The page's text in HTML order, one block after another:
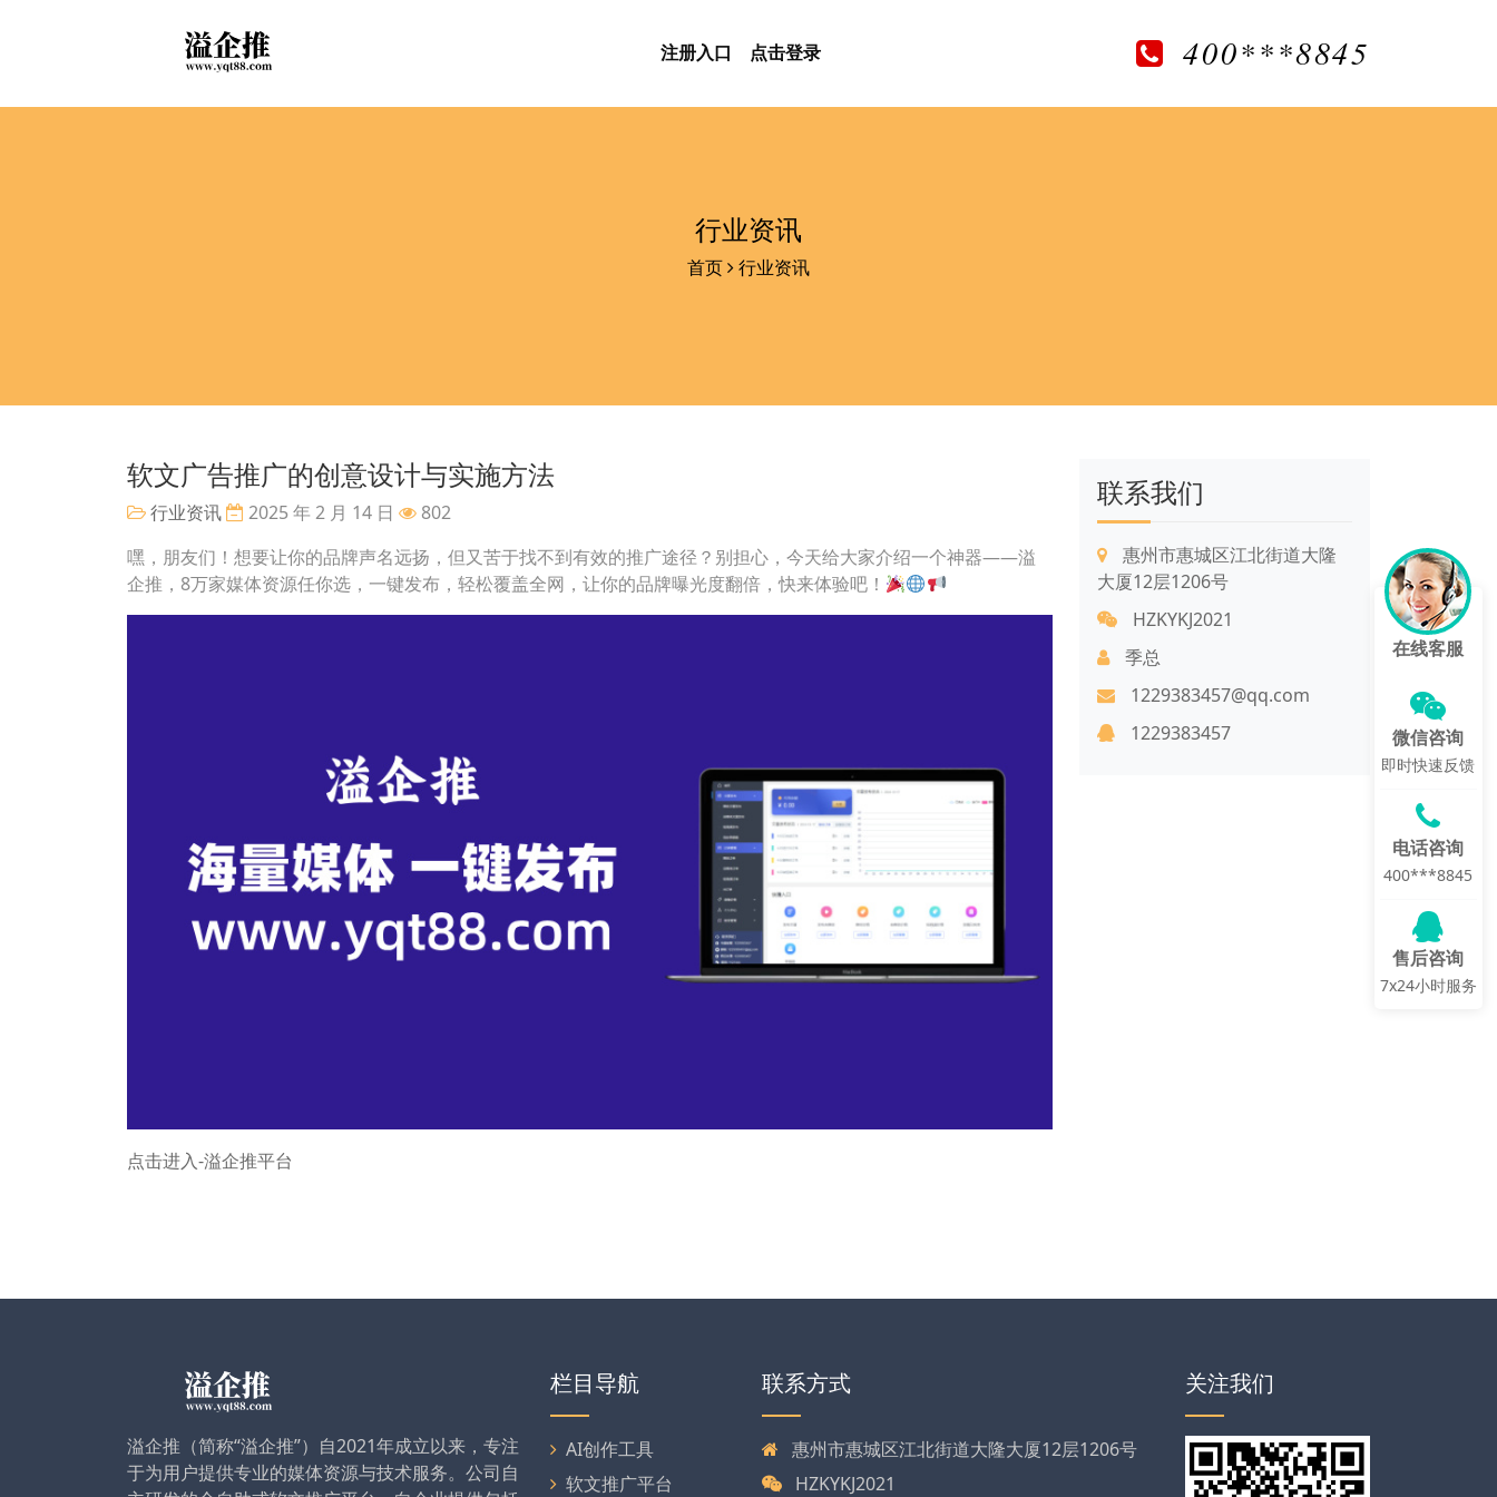
注册入口 点击登录 400***8845
行业资讯
首页 行业资讯
软文广告推广的创意设计与实施方法
行业资讯 2025 年 2 月 14 日
802
嘿，朋友们！想要让你的品牌声名远扬，但又苦于找不到有效的推广途径？别担心，今天给大家介绍一个神器——溢
企推，8万家媒体资源任你选，一键发布，轻松覆盖全网，让你的品牌曝光度翻倍，快来体验吧！
点击进入-溢企推平台
联系我们
惠州市惠城区江北街道大隆
大厦12层1206号
HZKYKJ2021
季总
1229383457@qq.com
1229383457
溢企推（简称“溢企推”）自2021年成立以来，专注
于为用户提供专业的媒体资源与技术服务。公司自
栏目导航
AI创作工具
软文推广平台
联系方式
惠州市惠城区江北街道大隆大厦12层1206号
HZKYKJ2021
关注我们
在线客服
微信咨询
即时快速反馈
电话咨询
400***8845
售后咨询
7x24小时服务